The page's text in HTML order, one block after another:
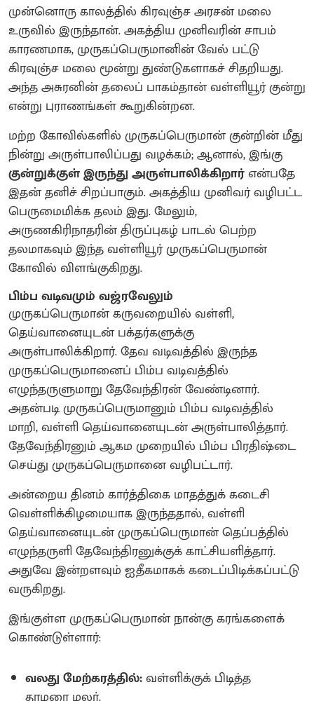
முன்னொரு காலத்தில் கிரவுஞ்ச அரசன் மலை
உருவில் இருந்தான். அகத்திய முனிவரின் சாபம்
காரணமாக, முருகப்பெருமானின் வேல் பட்டு
கிரவுஞ்ச மலை மூன்று துண்டுகளாகச் சிதறியது.
அந்த அசுரனின் தலைப் பாகம்தான் வள்ளியூர் குன்று
என்று புராணங்கள் கூறுகின்றன.
மற்ற கோவில்களில் முருகப்பெருமான் குன்றின் மீது
நின்று அருள்பாலிப்பது வழக்கம்; ஆனால், இங்கு
குன்றுக்குள் இருந்து அருள்பாலிக்கிறார்என்பதே
இதன் தனிச் சிறப்பாகும். அகத்திய முனிவர் வழிபட்ட
பெருமைமிக்க தலம் இது. மேலும்,
அருணகிரிநாதரின் திருப்புகழ் பாடல் பெற்ற
தலமாகவும் இந்த வள்ளியூர் முருகப்பெருமான்
கோவில் விளங்குகிறது.
பிம்ப வடிவமும் வஜ்ரவேலும்
முருகப்பெருமான் கருவறையில் வள்ளி,
தெய்வானையுடன் பக்தர்களுக்கு
அருள்பாலிக்கிறார். தேவ வடிவத்தில் இருந்த
முருகப்பெருமானைப் பிம்ப வடிவத்தில்
எழுந்தருளுமாறு தேவேந்திரன் வேண்டினார்.
அதன்படி முருகப்பெருமானும் பிம்ப வடிவத்தில்
மாறி, வள்ளி தெய்வானையுடன் அருள்பாலித்தார்.
தேவேந்திரனும் ஆகம முறையில் பிம்ப பிரதிஷ்டை
செய்து முருகப்பெருமானை வழிபட்டார்.
அன்றைய தினம் கார்த்திகை மாதத்துக் கடைசி
வெள்ளிக்கிழமையாக இருந்ததால், வள்ளி
தெய்வானையுடன் முருகப்பெருமான் தெப்பத்தில்
எழுந்தருளி தேவேந்திரனுக்குக் காட்சியளித்தார்.
அதுவே இன்றளவும் ஐதீகமாகக் கடைப்பிடிக்கப்பட்டு
வருகிறது.
இங்குள்ள முருகப்பெருமான் நான்கு கரங்களைக்
கொண்டுள்ளார்:
வலது மேற்கரத்தில்:வள்ளிக்குக் பிடித்த